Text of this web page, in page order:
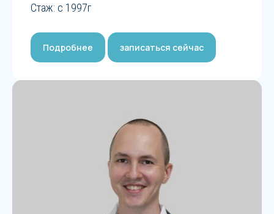
Стаж: с 1997г
Подробнее записаться сейчас